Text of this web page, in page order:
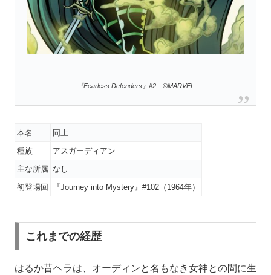
『Fearless Defenders』#2 ©MARVEL
本名
同上
種族
アスガーディアン
主な所属 なし
初登場回
『Journey into Mystery』#102（1964年）
これまでの経歴
はるか昔ヘラは、オーディンと名もなき女神との間に生